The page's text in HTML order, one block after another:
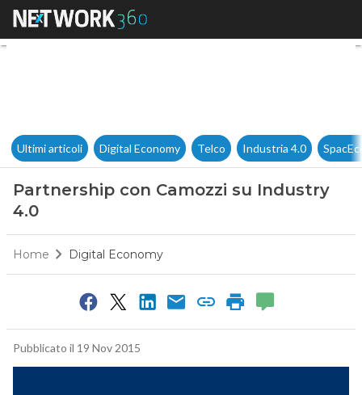
Partnership con Camozzi su
Ultimi articoli Digital Economy Telco Industria 4.0
Partnership con Camozzi su Industry
4.0
Home Digital Economy
Pubblicato il 19 Nov 2015